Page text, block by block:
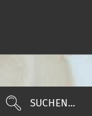
SUCHEN...